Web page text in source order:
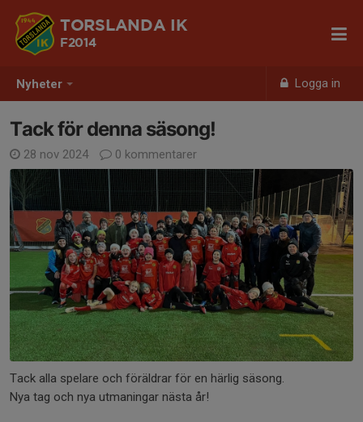
Nyheter Logga in
TORSLANDA IK
F2014
Tack för denna säsong!
28 nov 2024 0 kommentarer
Tack alla spelare och föräldrar för en härlig säsong.
Nya tag och nya utmaningar nästa år!